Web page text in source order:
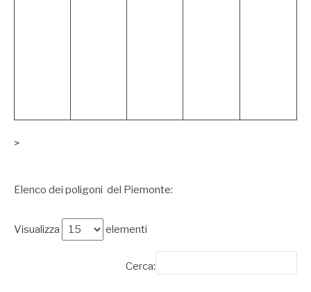
>
Elenco dei poligoni del Piemonte:
Visualizza elementi
Cerca: